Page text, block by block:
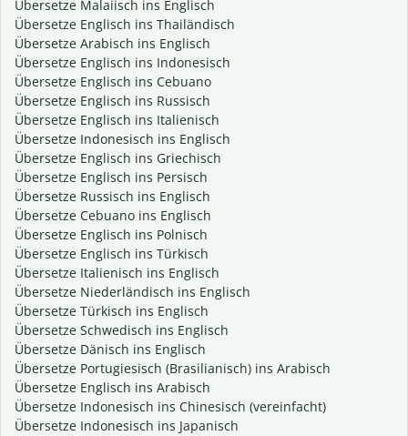
Übersetze Malaiisch ins Englisch
Übersetze Englisch ins Thailändisch
Übersetze Arabisch ins Englisch
Übersetze Englisch ins Indonesisch
Übersetze Englisch ins Cebuano
Übersetze Englisch ins Russisch
Übersetze Englisch ins Italienisch
Übersetze Indonesisch ins Englisch
Übersetze Englisch ins Griechisch
Übersetze Englisch ins Persisch
Übersetze Russisch ins Englisch
Übersetze Cebuano ins Englisch
Übersetze Englisch ins Polnisch
Übersetze Englisch ins Türkisch
Übersetze Italienisch ins Englisch
Übersetze Niederländisch ins Englisch
Übersetze Türkisch ins Englisch
Übersetze Schwedisch ins Englisch
Übersetze Dänisch ins Englisch
Übersetze Portugiesisch (Brasilianisch) ins Arabisch
Übersetze Englisch ins Arabisch
Übersetze Indonesisch ins Chinesisch (vereinfacht)
Übersetze Indonesisch ins Japanisch